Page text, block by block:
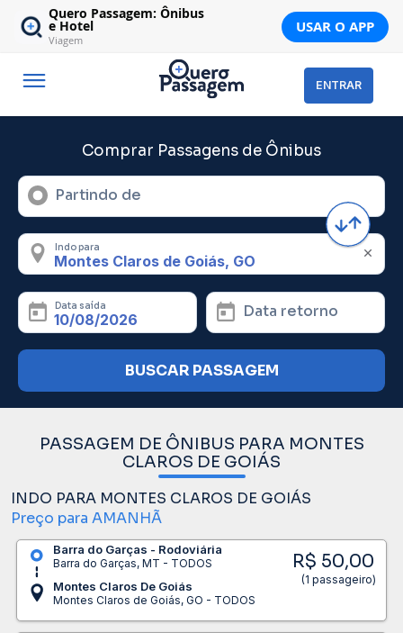
Quero Passagem: Ônibus
e Hotel
Viagem
USAR O APP
ENTRAR
Comprar Passagens de Ônibus
Partindo de
Indo para
Data saída Data retorno
BUSCAR PASSAGEM
PASSAGEM DE ÔNIBUS PARA MONTES
CLAROS DE GOIÁS
INDO PARA MONTES CLAROS DE GOIÁS
Preço para AMANHÃ
Barra do Garças - Rodoviária
Barra do Garças, MT - TODOS
Montes Claros De Goiás
Montes Claros de Goiás, GO - TODOS
R$ 50,00
(1 passageiro)